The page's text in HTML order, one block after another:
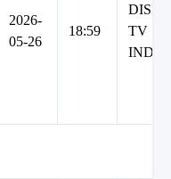
2026-
05-26
18:59
DISH
TV
INDIA